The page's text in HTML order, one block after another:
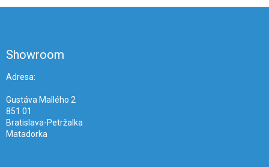
Showroom
Adresa:
Gustáva Mallého 2
851 01
Bratislava-Petržalka
Matadorka